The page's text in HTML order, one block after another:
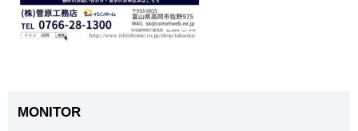
MONITOR